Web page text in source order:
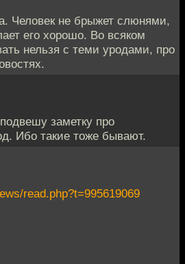
Человек не брыжет слюнями,
его хорошо. Во всяком
нельзя с теми уродами, про
заметку про
Ибо такие тоже бывают.
read.php?t=995619069